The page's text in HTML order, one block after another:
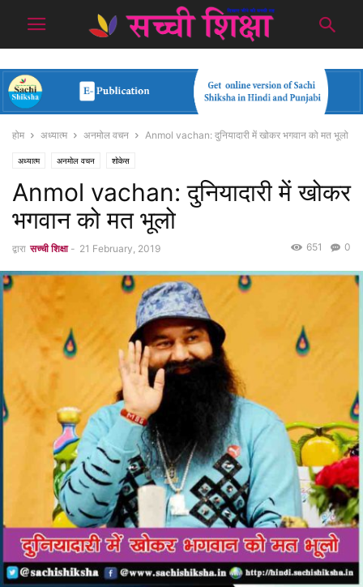
होम अध्यात्म अनमोल वचन Anmol vachan: दुनियादारी में खोकर भगवान को मत भूलो
अध्यात्म अनमोल वचन शोकेस
Anmol vachan: दुनियादारी में खोकर
भगवान को मत भूलो
द्वारा सच्ची शिक्षा - 21 February, 2019 0
651